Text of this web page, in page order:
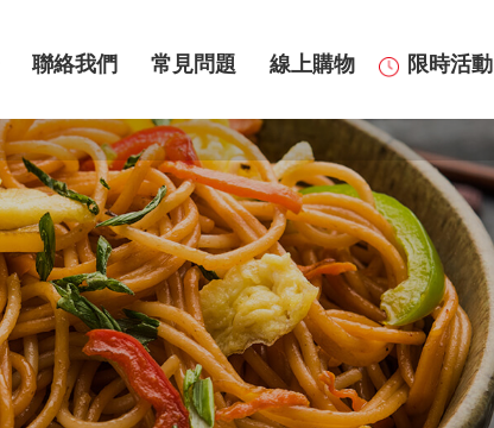
聯絡我們 常見問題 線上購物 限時活動